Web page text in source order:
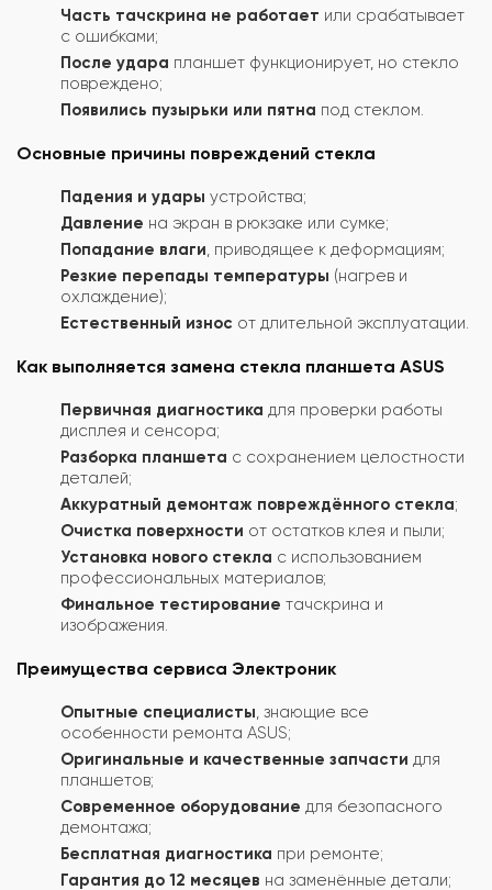
Часть тачскрина не работает или срабатывает
с ошибками;
После удара планшет функционирует, но стекло
повреждено;
Появились пузырьки или пятна под стеклом.
Основные причины повреждений стекла
Падения и удары устройства;
Давление на экран в рюкзаке или сумке;
Попадание влаги , приводящее к деформациям;
Резкие перепады температуры (нагрев и
охлаждение);
Естественный износ от длительной эксплуатации.
Как выполняется замена стекла планшета ASUS
Первичная диагностика для проверки работы
дисплея и сенсора;
Разборка планшета с сохранением целостности
деталей;
Аккуратный демонтаж повреждённого стекла;
Очистка поверхности от остатков клея и пыли;
Установка нового стекла с использованием
профессиональных материалов;
Финальное тестирование тачскрина и
изображения.
Преимущества сервиса Электроник
Опытные специалисты , знающие все
особенности ремонта ASUS;
Оригинальные и качественные запчасти для
планшетов;
Современное оборудование для безопасного
демонтажа;
Бесплатная диагностика при ремонте;
Гарантия до 12 месяцев на заменённые детали;